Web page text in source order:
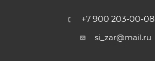
+7 900 203-00-08
si_zar@mail.ru